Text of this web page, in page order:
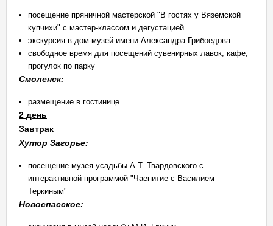
посещение пряничной мастерской "В гостях у Вяземской
купчихи" с мастер-классом и дегустацией
экскурсия в дом-музей имени Александра Грибоедова
свободное время для посещений сувенирных лавок, кафе,
прогулок по парку
Смоленск:
размещение в гостинице
2 день
Завтрак
Хутор Загорье:
посещение музея-усадьбы А.Т. Твардовского с
интерактивной программой "Чаепитие с Василием
Теркиным"
Новоспасское: